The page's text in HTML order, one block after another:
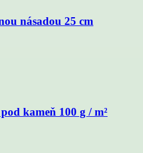
násadou 25 cm
kameň 100 g / m²